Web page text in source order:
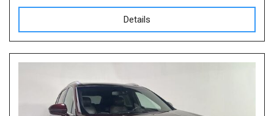
Details